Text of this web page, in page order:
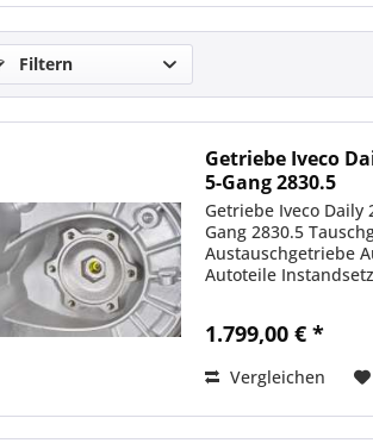
Filtern
Getriebe Iveco
5-Gang 2830.5
Getriebe Iveco Daily
Gang 2830.5
Austauschgetriebe
Autoteile
1.799,00 € *
Vergleichen